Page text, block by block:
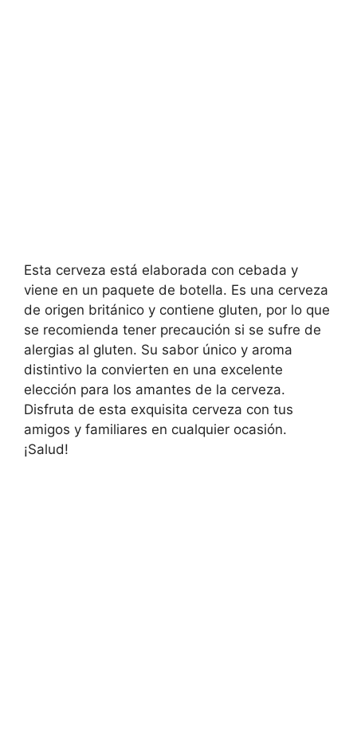
Esta cerveza está elaborada con cebada y
viene en un paquete de botella. Es una cerveza
de origen británico y contiene gluten, por lo que
se recomienda tener precaución si se sufre de
alergias al gluten. Su sabor único y aroma
distintivo la convierten en una excelente
elección para los amantes de la cerveza.
Disfruta de esta exquisita cerveza con tus
amigos y familiares en cualquier ocasión.
¡Salud!